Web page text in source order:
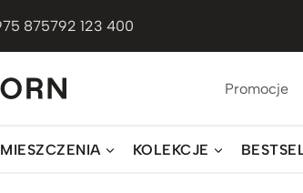
875792 123 400
Promocje
KOLEKCJE